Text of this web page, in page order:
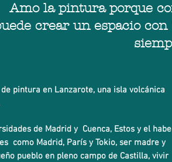
Amo la pintura porque
crear un espacio
pintura en Lanzarote, una isla volcánica
de Madrid y Cuenca, Estos y el
como Madrid, París y Tokio, ser madre y
pueblo en pleno campo de Castilla, vivir